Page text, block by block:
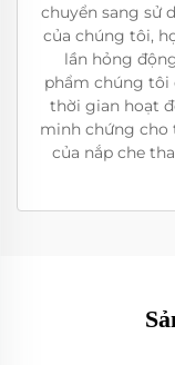
chuyển sang sử
của chúng tôi,
lần hỏng
phẩm chúng tôi
thời gian hoạt
minh chứng cho
của nắp che